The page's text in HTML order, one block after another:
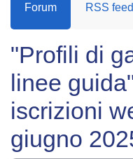
Forum RSS
"Profili di
linee
iscrizioni
giugno